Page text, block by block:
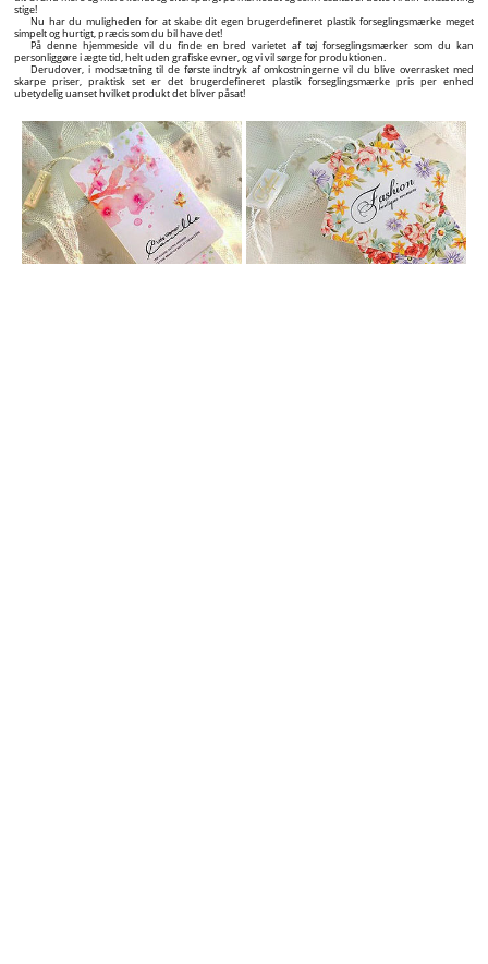
Tilføje værdi til dine produkter med brugerdefineret tekstil hænge etiketter med exceptionelt
design!
Hvis du er producent, importør, eller forhandler under dit eget brand af tekstile produkter, tøj,
sko, tasker, smykker, men også andre typer produkter og du vil tilføje et ekstra billede til dit navn,
eller fremhæve dig selv sammenlignet med dine konkurrenter, og få mængden af kunder til at vokse
signifikant har du fundet den rigtige partner som etiket leverandør!
Vi tilbyder komplette løsninger til den professionelle mærkning af dine produkter, fra processen
exceptionelt design and en attraktiv pris!
På denne hjemmeside kan du finde et bredt sortiment af pap etiketter du kan tilpasse visuelt I
ægte tid præcis som du ønsker gennem den interaktive grafiske hænge etiket opbygger, som du kan
finde på hjemmesiden ved hvert produkt.
Basalt set kan du skabe det design af dine egen personaliseret etiketter på under 5 minutter og
du kan placer din ordre til produktion. Derudover, på siden af hver individuel brugerdefineret
etikette vil du finde prisen og den tid der er krævet til produktion og levering alt efter hvilken
mængde af etiketter du har valgt.
Nemt, konkret, og meget eksplicit! Selv fra den første kontakt med en potential kunde er kvalitets
produkt etikette vigtigt til at fremvise kvaliteten og originaliteten af det produkt og på lang sigt
genkendelsen på markedet og anbefalingen af dit brand navn til andre kunder.